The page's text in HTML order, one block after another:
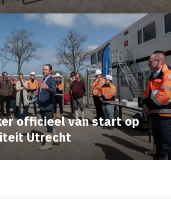
officieel van start op
Utrecht